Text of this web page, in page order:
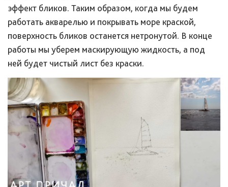
эффект бликов. Таким образом, когда мы будем
работать акварелью и покрывать море краской,
поверхность бликов останется нетронутой. В конце
работы мы уберем маскирующую жидкость, а под
ней будет чистый лист без краски.